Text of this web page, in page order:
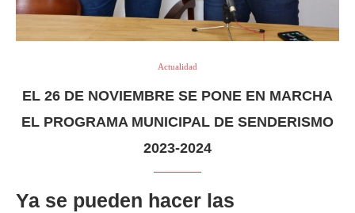
Actualidad
EL 26 DE NOVIEMBRE SE PONE EN MARCHA
EL PROGRAMA MUNICIPAL DE SENDERISMO
2023-2024
Ya se pueden hacer las